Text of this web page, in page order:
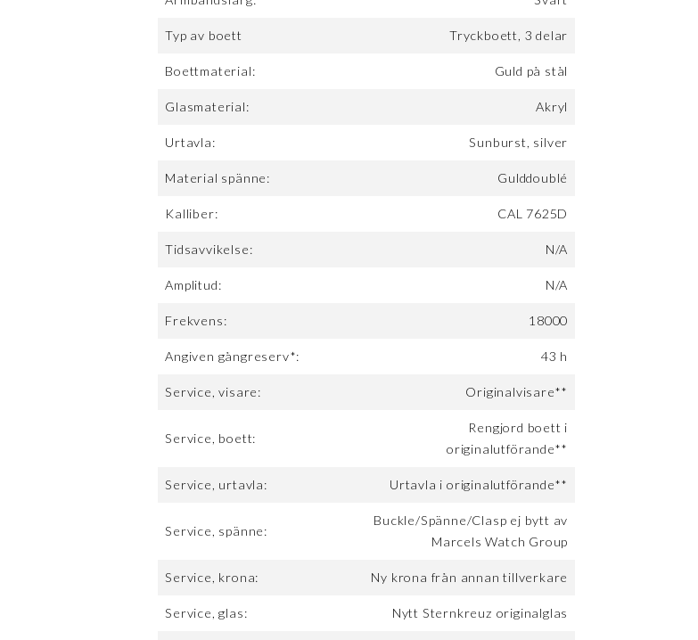
Typ av boett Tryckboett, 3 delar
Boettmaterial: Guld på stål
Glasmaterial: Akryl
Urtavla: Sunburst, silver
Material spänne: Gulddoublé
Kalliber: CAL 7625D
Tidsavvikelse: N/A
Amplitud: N/A
Frekvens: 18000
Angiven gångreserv*: 43 h
Service, visare: Originalvisare**
Service, boett:
Rengjord boett i
originalutförande**
Service, urtavla: Urtavla i originalutförande**
Service, spänne:
Buckle/Spänne/Clasp ej bytt av
Marcels Watch Group
Service, krona: Ny krona från annan tillverkare
Service, glas: Nytt Sternkreuz originalglas